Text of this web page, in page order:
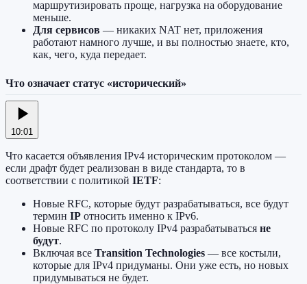
маршрутизировать проще, нагрузка на оборудование
меньше.
Для сервисов — никаких NAT нет, приложения
работают намного лучше, и вы полностью знаете, кто,
как, чего, куда передает.
Что означает статус «исторический»
10:01
Что касается объявления IPv4 историческим протоколом —
если драфт будет реализован в виде стандарта, то в
соответствии с политикой IETF:
Новые RFC, которые будут разрабатываться, все будут
термин IP относить именно к IPv6.
Новые RFC по протоколу IPv4 разрабатываться не
будут.
Включая все Transition Technologies — все костыли,
которые для IPv4 придуманы. Они уже есть, но новых
придумываться не будет.